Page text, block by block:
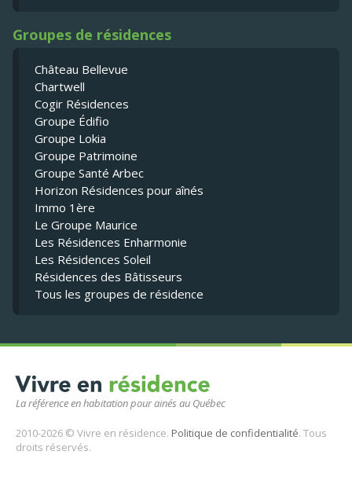
La référence en habitation pour ainés au Québec
2010-2026 © Vivre en résidence. Politique de confidentialité. Tous
droits réservés.
Groupes de résidences
Château Bellevue
Chartwell
Cogir Résidences
Groupe Édifio
Groupe Lokia
Groupe Patrimoine
Groupe Santé Arbec
Horizon Résidences pour aînés
Immo 1ère
Le Groupe Maurice
Les Résidences Enharmonie
Les Résidences Soleil
Résidences des Bâtisseurs
Tous les groupes de résidence